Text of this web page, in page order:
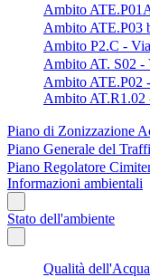
Ambito
Ambito ATE.P03
Ambito P2.C -
Ambito AT. S02 -
Ambito ATE.P02
Ambito AT.R1.02
Piano di Zonizzazione
Piano Generale del
Piano Regolatore
Informazioni ambientali
Stato dell'ambiente
Qualità dell'Acqua